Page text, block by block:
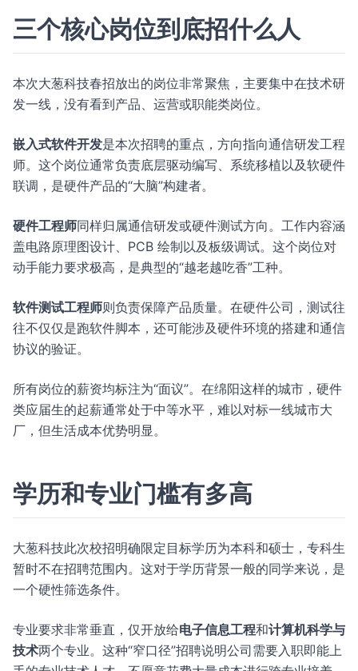
三个核心岗位到底招什么人
本次大葱科技春招放出的岗位非常聚焦，主要集中在技术研
发一线，没有看到产品、运营或职能类岗位。
嵌入式软件开发是本次招聘的重点，方向指向通信研发工程
师。这个岗位通常负责底层驱动编写、系统移植以及软硬件
联调，是硬件产品的“大脑”构建者。
硬件工程师同样归属通信研发或硬件测试方向。工作内容涵
盖电路原理图设计、PCB 绘制以及板级调试。这个岗位对
动手能力要求极高，是典型的“越老越吃香”工种。
软件测试工程师则负责保障产品质量。在硬件公司，测试往
往不仅仅是跑软件脚本，还可能涉及硬件环境的搭建和通信
协议的验证。
所有岗位的薪资均标注为“面议”。在绵阳这样的城市，硬件
类应届生的起薪通常处于中等水平，难以对标一线城市大
厂，但生活成本优势明显。
学历和专业门槛有多高
大葱科技此次校招明确限定目标学历为本科和硕士，专科生
暂时不在招聘范围内。这对于学历背景一般的同学来说，是
一个硬性筛选条件。
专业要求非常垂直，仅开放给电子信息工程和计算机科学与
技术两个专业。这种“窄口径”招聘说明公司需要入职即能上